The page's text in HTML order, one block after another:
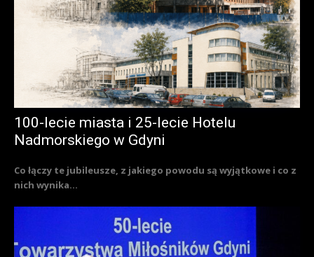
100-lecie miasta i 25-lecie Hotelu
Nadmorskiego w Gdyni
Co łączy te jubileusze, z jakiego powodu są wyjątkowe i co z
nich wynika...